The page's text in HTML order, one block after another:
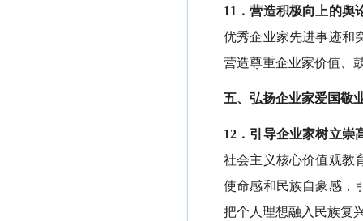
11．营造积极向上的舆
优秀企业家先进事迹和
营造尊重企业家价值、
五、弘扬企业家爱国敬
12．引导企业家树立崇
社会主义核心价值观教
使命感和民族自豪感，
把个人理想融入民族复